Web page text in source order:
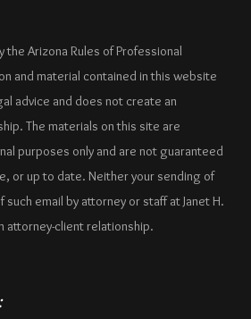
Arizona Rules of Professional
and material contained in this website
advice and does not create an
The materials on this site are
purposes only and are not guaranteed
or up to date. Neither your sending of
email by attorney or staff at Janet H.
attorney-client relationship.